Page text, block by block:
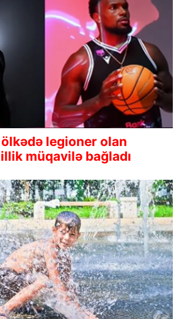
ölkədə legioner olan
müqavilə bağladı